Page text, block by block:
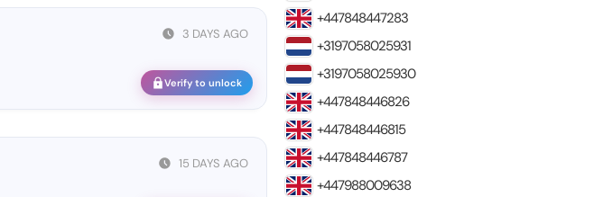
3 DAYS AGO
Verify to unlock
15 DAYS AGO
+447848447283
+3197058025931
+3197058025930
+447848446826
+447848446815
+447848446787
+447988009638